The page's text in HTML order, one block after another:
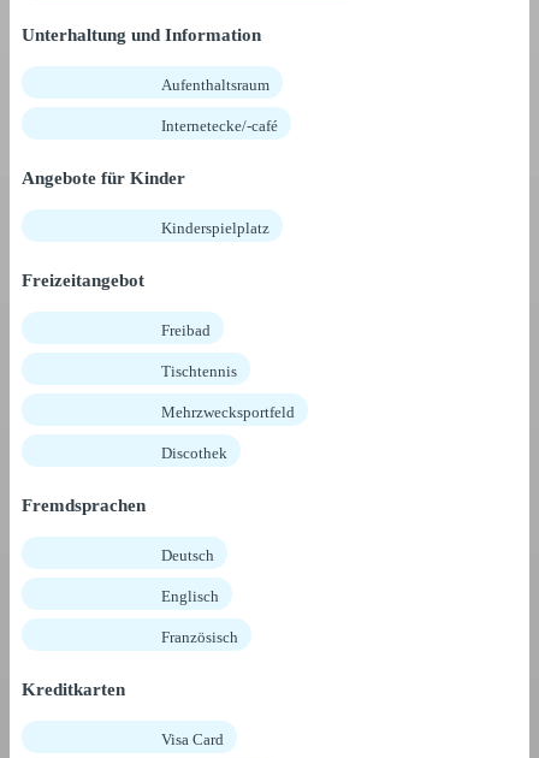
Unterhaltung und Information
Aufenthaltsraum
Internetecke/-café
Angebote für Kinder
Kinderspielplatz
Freizeitangebot
Freibad
Tischtennis
Mehrzwecksportfeld
Discothek
Fremdsprachen
Deutsch
Englisch
Französisch
Kreditkarten
Visa Card